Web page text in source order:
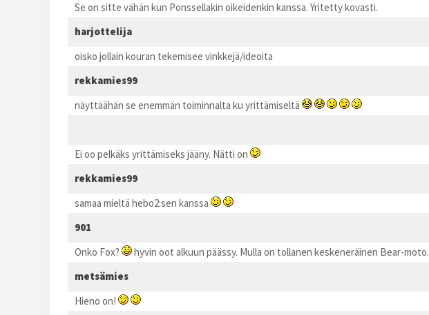
Se on sitte vähän kun Ponssellakin oikeidenkin kanssa. Yritetty kovasti.
harjottelija
oisko jollain kouran tekemisee vinkkejä/ideoita
rekkamies99
näyttäähän se enemmän toiminnalta ku yrittämiseltä
Ei oo pelkäks yrittämiseks jääny. Nätti on
rekkamies99
samaa mieltä hebo2:sen kanssa
901
Onko Fox?
hyvin oot alkuun päässy. Mulla on tollanen keskeneräinen Bear-moto.
metsämies
Hieno on!